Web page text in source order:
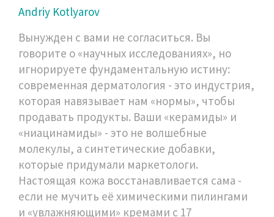
Andriy Kotlyarov
Вынужден с вами не согласиться. Вы
говорите о «научных исследованиях», но
игнорируете фундаментальную истину:
современная дерматология - это индустрия,
которая навязывает нам «нормы», чтобы
продавать продукты. Ваши «керамиды» и
«ниацинамиды» - это не волшебные
молекулы, а синтетические добавки,
которые придумали маркетологи.
Настоящая кожа восстанавливается сама -
если не мучить её химическими пилингами
и «увлажняющими» кремами с 17